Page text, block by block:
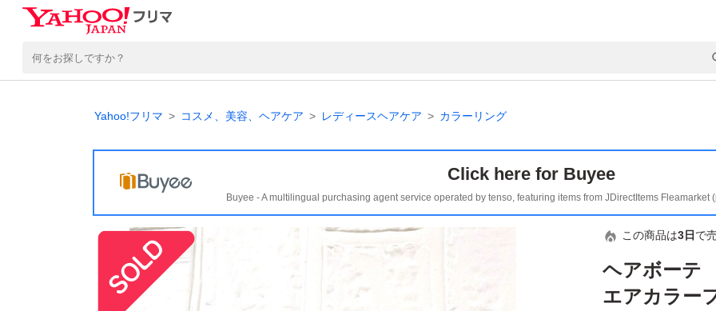
Yahoo!フリマ コスメ、美容、ヘアケア レディースヘアケア カラーリング
Click here for Buyee
Buyee - A multilingual purchasing agent service operated by tenso, featuring items from JDirectItems Fleamarket
この商品は3日 で
ヘアボー
エアカラー